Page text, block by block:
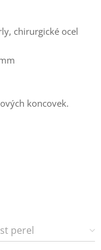
chirurgické ocel
koncovek.
perel